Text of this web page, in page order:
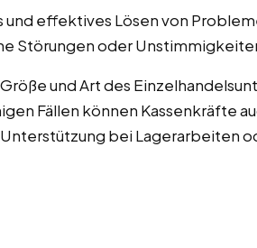
und effektives Lösen von
Störungen oder
und Art des
Fällen können Kassenkräfte
bei Lagerarbeiten